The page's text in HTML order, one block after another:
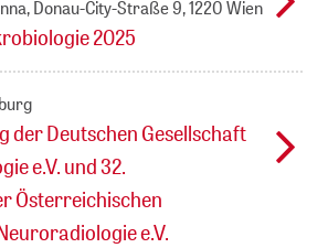
Donau-City-Straße 9, 1220 Wien
2025
der Deutschen Gesellschaft
e.V. und 32.
Österreichischen
e.V.